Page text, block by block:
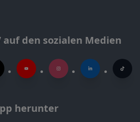
auf den sozialen Medien
herunter